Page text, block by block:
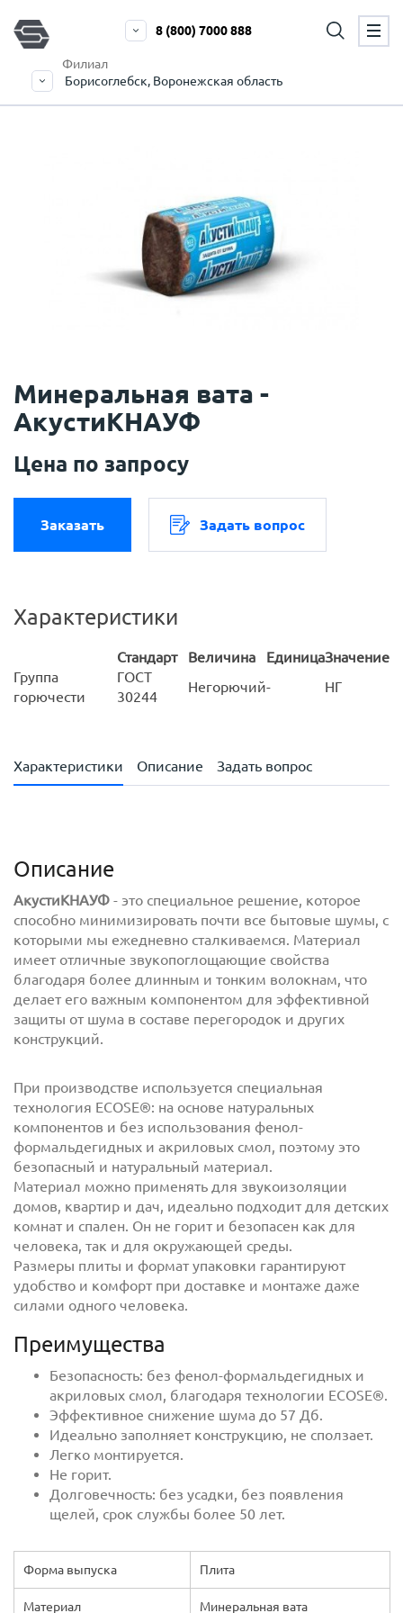
Филиал
Борисоглебск, Воронежская область
8 (800) 7000 888
Минеральная вата -
АкустиКНАУФ
Цена по запросу
Заказать Задать вопрос
Характеристики
Стандарт Величина ЕдиницаЗначение
Группа
горючести
ГОСТ
30244
Негорючий- НГ
Характеристики Описание Задать вопрос
Описание
АкустиКНАУФ - это специальное решение, которое
способно минимизировать почти все бытовые шумы, с
которыми мы ежедневно сталкиваемся. Материал
имеет отличные звукопоглощающие свойства
благодаря более длинным и тонким волокнам, что
делает его важным компонентом для эффективной
защиты от шума в составе перегородок и других
конструкций.
При производстве используется специальная
технология ECOSE®: на основе натуральных
компонентов и без использования фенол-
формальдегидных и акриловых смол, поэтому это
безопасный и натуральный материал.
Материал можно применять для звукоизоляции
домов, квартир и дач, идеально подходит для детских
комнат и спален. Он не горит и безопасен как для
человека, так и для окружающей среды.
Размеры плиты и формат упаковки гарантируют
удобство и комфорт при доставке и монтаже даже
силами одного человека.
Преимущества
Безопасность: без фенол-формальдегидных и
акриловых смол, благодаря технологии ECOSE®.
Эффективное снижение шума до 57 Дб.
Идеально заполняет конструкцию, не сползает.
Легко монтируется.
Не горит.
Долговечность: без усадки, без появления
щелей, срок службы более 50 лет.
Форма выпуска Плита
Материал Минеральная вата